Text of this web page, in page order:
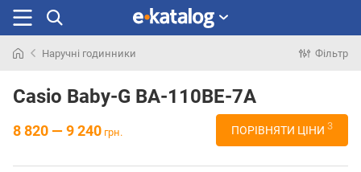
раніше
Наручні годинники Фільтр
Casio Baby-G BA-110BE-7A
8 820 — 9 240 грн. ПОРІВНЯТИ ЦІНИ 3